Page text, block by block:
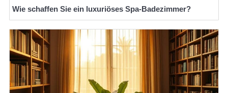
Wie schaffen Sie ein luxuriöses Spa-Badezimmer?